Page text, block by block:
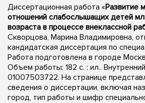
Диссертационная работа «Развитие
отношений слабослышащих детей
возраста в процессе внеклассной
Скворцова, Марина Владимировна,
кандидатская диссертация по
Работа подготовлена в городе
Объем работы: 182 с. : ил..
01007503722. На странице
сведения о диссертации, включая
город, тип работы и шифр